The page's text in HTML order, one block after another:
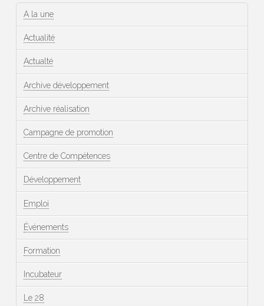
A la une
Actualité
Actualté
Archive développement
Archive réalisation
Campagne de promotion
Centre de Compétences
Développement
Emploi
Événements
Formation
Incubateur
Le 28